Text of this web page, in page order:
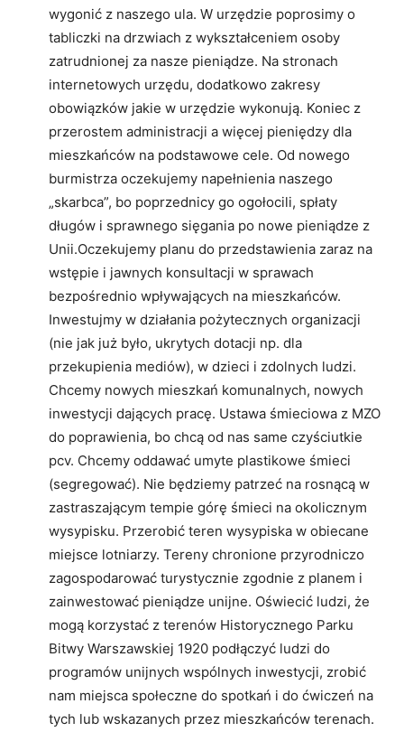
wygonić z naszego ula. W urzędzie poprosimy o
tabliczki na drzwiach z wykształceniem osoby
zatrudnionej za nasze pieniądze. Na stronach
internetowych urzędu, dodatkowo zakresy
obowiązków jakie w urzędzie wykonują. Koniec z
przerostem administracji a więcej pieniędzy dla
mieszkańców na podstawowe cele. Od nowego
burmistrza oczekujemy napełnienia naszego
„skarbca”, bo poprzednicy go ogołocili, spłaty
długów i sprawnego sięgania po nowe pieniądze z
Unii.Oczekujemy planu do przedstawienia zaraz na
wstępie i jawnych konsultacji w sprawach
bezpośrednio wpływających na mieszkańców.
Inwestujmy w działania pożytecznych organizacji
(nie jak już było, ukrytych dotacji np. dla
przekupienia mediów), w dzieci i zdolnych ludzi.
Chcemy nowych mieszkań komunalnych, nowych
inwestycji dających pracę. Ustawa śmieciowa z MZO
do poprawienia, bo chcą od nas same czyściutkie
pcv. Chcemy oddawać umyte plastikowe śmieci
(segregować). Nie będziemy patrzeć na rosnącą w
zastraszającym tempie górę śmieci na okolicznym
wysypisku. Przerobić teren wysypiska w obiecane
miejsce lotniarzy. Tereny chronione przyrodniczo
zagospodarować turystycznie zgodnie z planem i
zainwestować pieniądze unijne. Oświecić ludzi, że
mogą korzystać z terenów Historycznego Parku
Bitwy Warszawskiej 1920 podłączyć ludzi do
programów unijnych wspólnych inwestycji, zrobić
nam miejsca społeczne do spotkań i do ćwiczeń na
tych lub wskazanych przez mieszkańców terenach.